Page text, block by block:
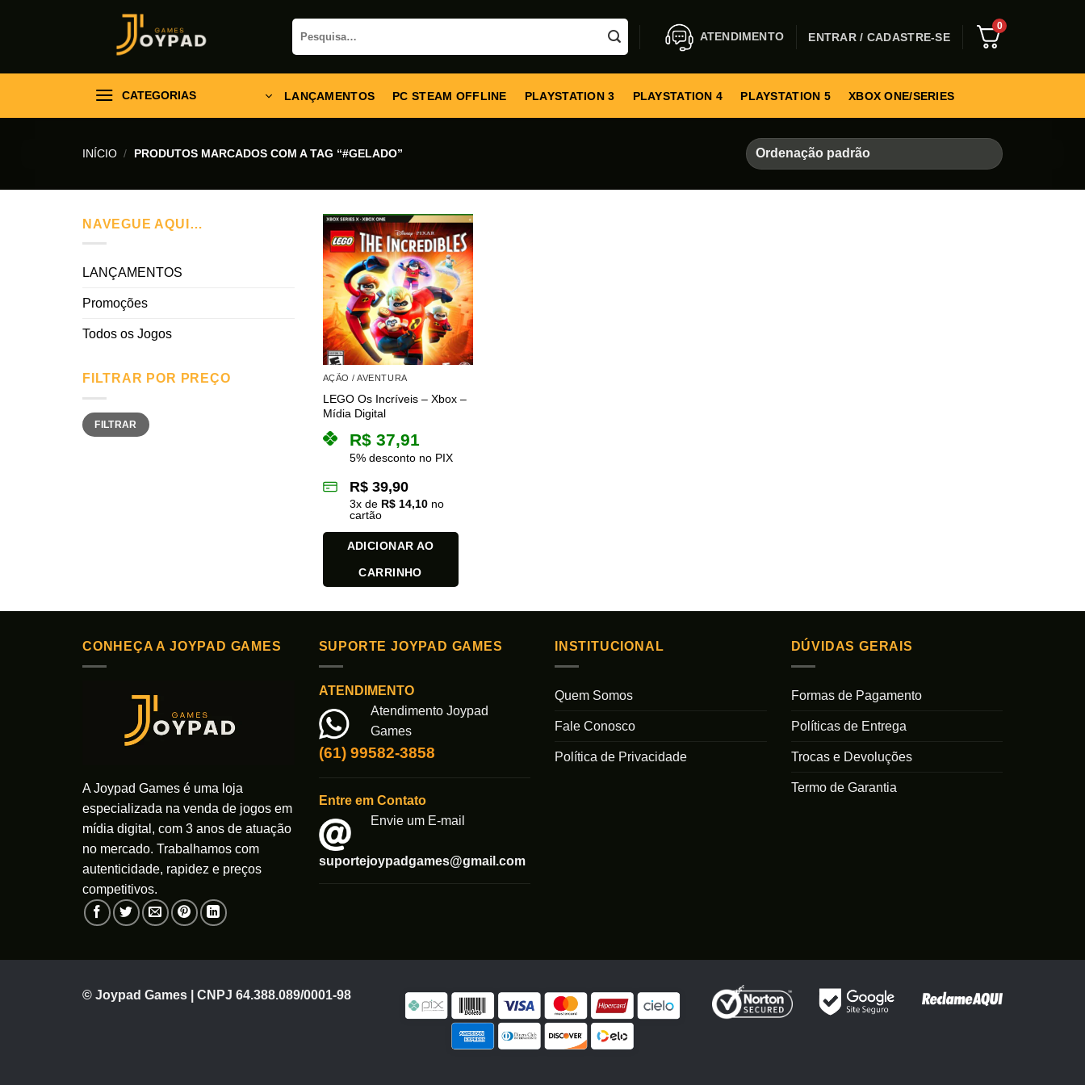
Pesquisar
por:
ATENDIMENTO ENTRAR / CADASTRE-SE
0
CATEGORIAS LANÇAMENTOS PC STEAM OFFLINE PLAYSTATION 3 PLAYSTATION 4 PLAYSTATION 5 XBOX ONE/SERIES
INÍCIO / PRODUTOS MARCADOS COM A TAG “#GELADO”
NAVEGUE AQUI…
LANÇAMENTOS
Promoções
Todos os Jogos
FILTRAR POR PREÇO
Preço
mínimo
Preço
máximo
FILTRAR
AÇÃO / AVENTURA
LEGO Os Incríveis – Xbox –
Mídia Digital
R$37,91
5% desconto no PIX
R$39,90
3x de R$14,10no
cartão
ADICIONAR AO
CARRINHO
CONHEÇA A JOYPAD GAMES
A Joypad Games é uma loja
especializada na venda de jogos em
mídia digital, com 3 anos de atuação
no mercado. Trabalhamos com
autenticidade, rapidez e preços
competitivos.
SUPORTE JOYPAD GAMES
ATENDIMENTO
Atendimento Joypad
Games
(61) 99582-3858
Entre em Contato
Envie um E-mail
suportejoypadgames@gmail.com
INSTITUCIONAL
Quem Somos
Fale Conosco
Política de Privacidade
DÚVIDAS GERAIS
Formas de Pagamento
Políticas de Entrega
Trocas e Devoluções
Termo de Garantia
© Joypad Games | CNPJ 64.388.089/0001-98